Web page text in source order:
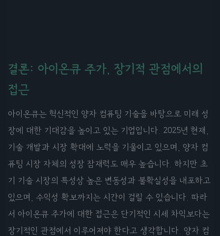
결론: 아이온큐 주가, 장기적 관점에서의
접근
아이온큐는 혁신적인 양자 컴퓨팅 기술을 바탕으로 미래 성
장에 대한 기대감을 높이고 있는 기업입니다. 2025년 현재,
기술 개발과 시장 확대에 노력을 기울이고 있으며, 양자 컴
퓨팅 시장 자체의 성장 잠재력도 매우 높습니다. 하지만 초
기 기술 시장의 특성상 높은 변동성과 불확실성을 내포하고
있으며, 수익성 확보까지는 시간이 걸릴 수 있습니다. 따라
서 아이온큐 주가에 대한 접근은 단기적인 시세 차익보다는
장기적인 관점에서 이루어져야 한다고 생각합니다. 양자 컴